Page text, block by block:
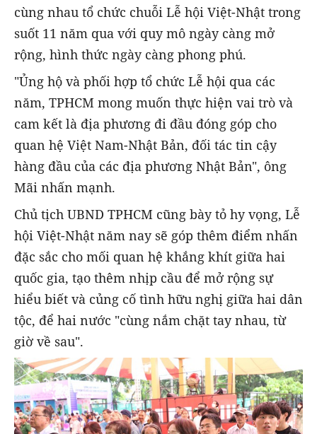
cùng nhau tổ chức chuỗi Lễ hội Việt-Nhật trong
suốt 11 năm qua với quy mô ngày càng mở
rộng, hình thức ngày càng phong phú.
"Ủng hộ và phối hợp tổ chức Lễ hội qua các
năm, TPHCM mong muốn thực hiện vai trò và
cam kết là địa phương đi đầu đóng góp cho
quan hệ Việt Nam-Nhật Bản, đối tác tin cậy
hàng đầu của các địa phương Nhật Bản", ông
Mãi nhấn mạnh.
Chủ tịch UBND TPHCM cũng bày tỏ hy vọng, Lễ
hội Việt-Nhật năm nay sẽ góp thêm điểm nhấn
đặc sắc cho mối quan hệ khắng khít giữa hai
quốc gia, tạo thêm nhịp cầu để mở rộng sự
hiểu biết và củng cố tình hữu nghị giữa hai dân
tộc, để hai nước "cùng nắm chặt tay nhau, từ
giờ về sau".